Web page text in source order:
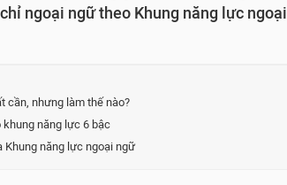
ngoại ngữ theo Khung năng lực ngoại
cần, nhưng làm thế nào?
khung năng lực 6 bậc
Khung năng lực ngoại ngữ